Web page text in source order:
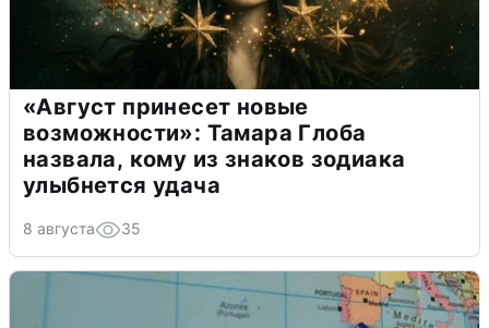
«Август принесет новые
возможности»: Тамара Глоба
назвала, кому из знаков зодиака
улыбнется удача
8 августа 35